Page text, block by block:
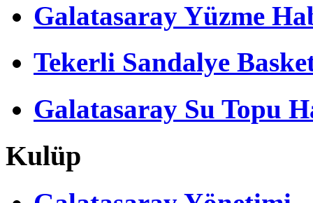
Galatasaray Yüzme
Tekerli Sandalye
Galatasaray Su Topu
Kulüp